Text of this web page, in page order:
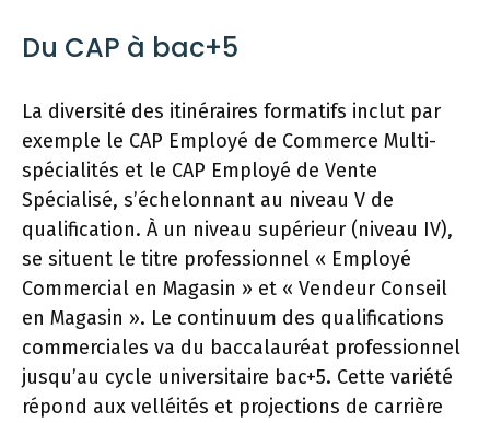
Du CAP à bac+5
La diversité des itinéraires formatifs inclut par
exemple le CAP Employé de Commerce Multi-
spécialités et le CAP Employé de Vente
Spécialisé, s’échelonnant au niveau V de
qualification. À un niveau supérieur (niveau IV),
se situent le titre professionnel « Employé
Commercial en Magasin » et « Vendeur Conseil
en Magasin ». Le continuum des qualifications
commerciales va du baccalauréat professionnel
jusqu’au cycle universitaire bac+5. Cette variété
répond aux velléités et projections de carrière